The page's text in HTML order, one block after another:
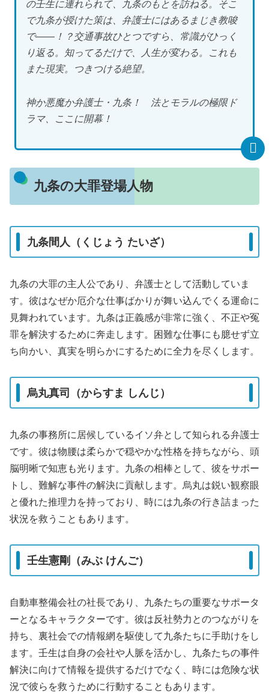
の壬生に連れられて、九条のもとを訪ねる。そこ
で九条が授けた策は、弁護士にはあるまじき教唆
で――！？交通事故ひとつですら、常識がひっく
り返る。知ってるだけで、人生が変わる。これも
また現実。つきつける絶望。
神か悪魔か弁護士・九条！ 法とモラルの極限ド
ラマ、ここに開幕！
九条の大罪登場人物
九条間人（くじょう たいざ）
九条の大罪の主人公であり、弁護士として活動していま
す。彼はなぜか厄介な仕事ばかりが舞い込んでくる運命に
見舞われています。九条は正義感が非常に強く、不正や冤
罪を解決するために奔走します。困難な仕事にも臆せず立
ち向かい、真実を明らかにするために全力を尽くします。
烏丸真司（からすま しんじ）
九条の事務所に居候しているイソ弁として知られる弁護士
です。彼は物腰は柔らかで穏やかな性格を持ちながら、頭
脳明晰で知恵も光ります。九条の相棒として、彼をサポー
トし、難解な事件の解決に貢献します。烏丸は鋭い観察眼
と優れた推理力を持っており、時には九条の行き詰まった
状況を救うこともあります。
壬生憲剛（みぶ けんご）
自動車整備会社の社長であり、九条たちの重要なサポータ
ーとなるキャラクターです。彼は反社勢力とのつながりを
持ち、裏社会での情報網を駆使して九条たちに手助けをし
ます。壬生は自身の会社や人脈を活かし、九条たちの事件
解決に向けて情報を提供するだけでなく、時には危険な状
況で彼らを救うために行動することもあります。